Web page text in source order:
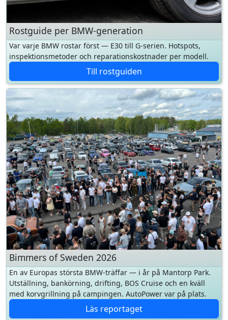
Var varje BMW rostar först — E30 till G-serien. Hotspots,
inspektionsmetoder och reparationskostnader per modell.
Till rostguiden
Bimmers of Sweden 2026
En av Europas största BMW-träffar — i år på Mantorp Park.
Utställning, bankörning, drifting, BOS Cruise och en kväll
med korvgrillning på campingen. AutoPower var på plats.
Läs reportaget